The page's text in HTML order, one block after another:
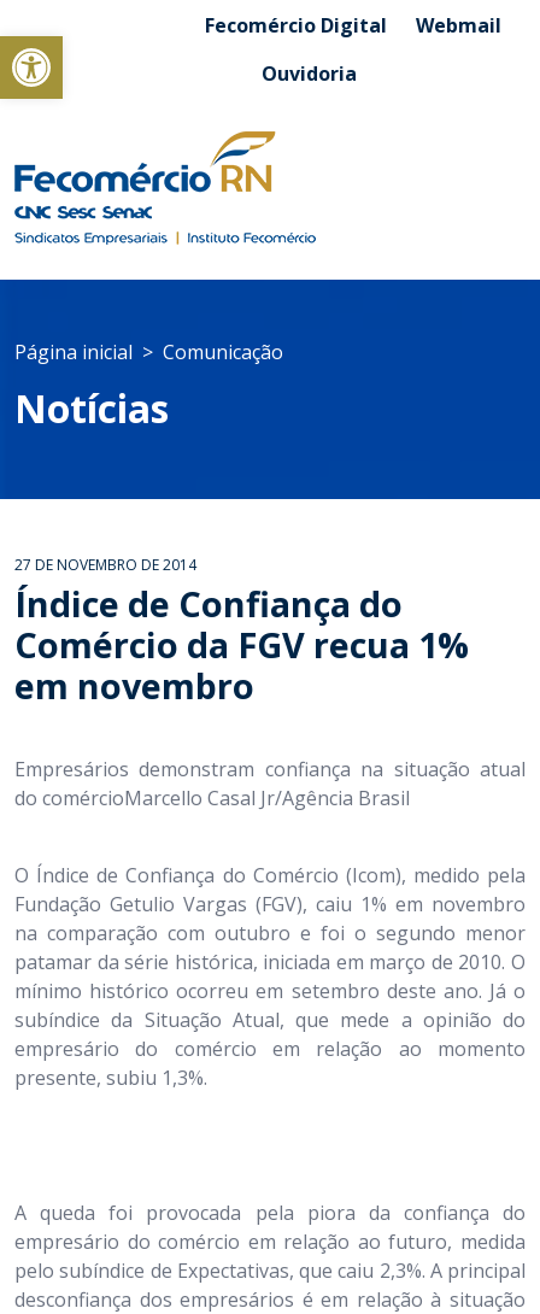
Abrir a barra de ferramentasFecomércio Digital
Webmail
Ouvidoria
Página inicial Comunicação
Notícias
27 DE NOVEMBRO DE 2014
Índice de Confiança do
Comércio da FGV recua 1%
em novembro
Empresários demonstram confiança na situação atual
do comércioMarcello Casal Jr/Agência Brasil
O Índice de Confiança do Comércio (Icom), medido pela
Fundação Getulio Vargas (FGV), caiu 1% em novembro
na comparação com outubro e foi o segundo menor
patamar da série histórica, iniciada em março de 2010. O
mínimo histórico ocorreu em setembro deste ano. Já o
subíndice da Situação Atual, que mede a opinião do
empresário do comércio em relação ao momento
presente, subiu 1,3%.
A queda foi provocada pela piora da confiança do
empresário do comércio em relação ao futuro, medida
pelo subíndice de Expectativas, que caiu 2,3%. A principal
desconfiança dos empresários é em relação à situação